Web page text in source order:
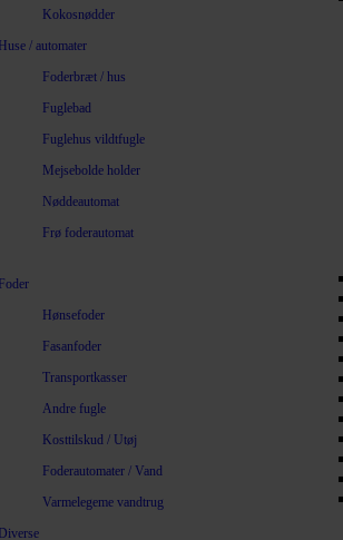
Kokosnødder
Huse / automater
Foderbræt / hus
Fuglebad
Fuglehus vildtfugle
Mejsebolde holder
Nøddeautomat
Frø foderautomat
Foder
Hønsefoder
Fasanfoder
Transportkasser
Andre fugle
Kosttilskud / Utøj
Foderautomater / Vand
Varmelegeme vandtrug
Diverse